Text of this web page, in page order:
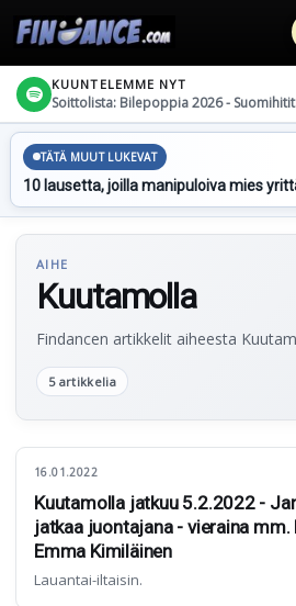
KUUNTELEMME NYT
Soittolista: Bilepoppia 2026 - Suomihitit
TÄTÄ MUUT LUKEVAT
10 lausetta, joilla manipuloiva mies
AIHE
Kuutamolla
Findancen artikkelit aiheesta
5 artikkelia
16.01.2022
Kuutamolla jatkuu 5.2.2022 -
jatkaa juontajana - vieraina mm.
Emma Kimiläinen
Lauantai-iltaisin.